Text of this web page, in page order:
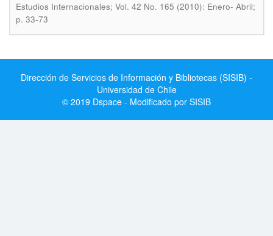
Estudios Internacionales; Vol. 42 No. 165 (2010): Enero- Abril;
p. 33-73
Dirección de Servicios de Información y Bibliotecas (SISIB) -
Universidad de Chile
© 2019 Dspace - Modificado por SISIB